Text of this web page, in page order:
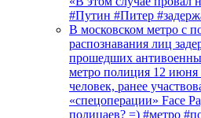
#Путин #Питер
В московском метро с
распознавания лиц
прошедших
метро полиция 12 июня
человек, ранее
«спецоперации» Face
полицаев? =) #метро